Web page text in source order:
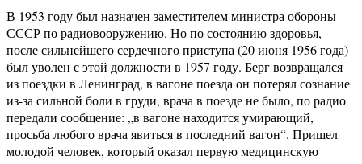
В 1953 году был назначен заместителем министра обороны
СССР по радиовооружению. Но по состоянию здоровья,
после сильнейшего сердечного приступа (20 июня 1956 года)
был уволен с этой должности в 1957 году. Берг возвращался
из поездки в Ленинград, в вагоне поезда он потерял сознание
из-за сильной боли в груди, врача в поезде не было, по радио
передали сообщение: „в вагоне находится умирающий,
просьба любого врача явиться в последний вагон“. Пришел
молодой человек, который оказал первую медицинскую